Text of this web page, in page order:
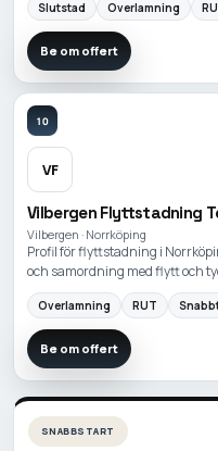
Slutstad Overlamning
Be om offert
10
VF
Vilbergen Flyttstadning
Vilbergen · Norrköping
Profil för flyttstadning i
och samordning med flytt och
Overlamning RUT
Be om offert
SNABBSTART